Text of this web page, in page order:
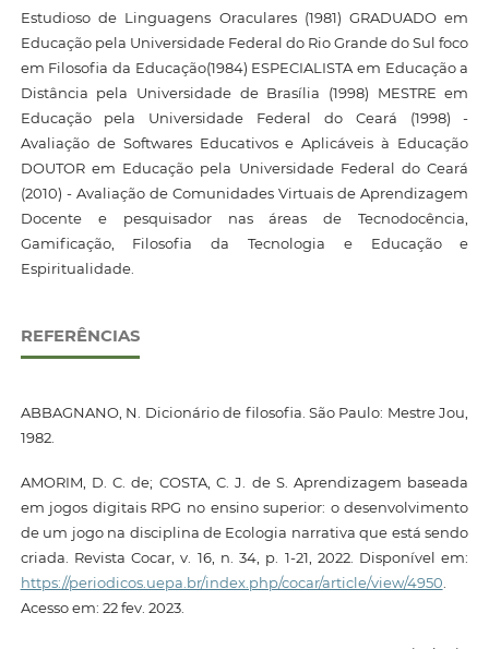
Estudioso de Linguagens Oraculares (1981) GRADUADO em
Educação pela Universidade Federal do Rio Grande do Sul foco
em Filosofia da Educação(1984) ESPECIALISTA em Educação a
Distância pela Universidade de Brasília (1998) MESTRE em
Educação pela Universidade Federal do Ceará (1998) -
Avaliação de Softwares Educativos e Aplicáveis à Educação
DOUTOR em Educação pela Universidade Federal do Ceará
(2010) - Avaliação de Comunidades Virtuais de Aprendizagem
Docente e pesquisador nas áreas de Tecnodocência,
Gamificação, Filosofia da Tecnologia e Educação e
Espiritualidade.
REFERÊNCIAS
ABBAGNANO, N. Dicionário de filosofia. São Paulo: Mestre Jou,
1982.
AMORIM, D. C. de; COSTA, C. J. de S. Aprendizagem baseada
em jogos digitais RPG no ensino superior: o desenvolvimento
de um jogo na disciplina de Ecologia narrativa que está sendo
criada. Revista Cocar, v. 16, n. 34, p. 1-21, 2022. Disponível em:
https://periodicos.uepa.br/index.php/cocar/article/view/4950
Acesso em: 22 fev. 2023.